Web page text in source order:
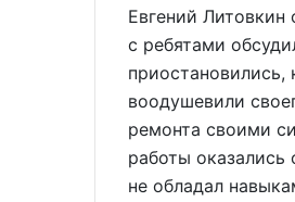
Евгений
с ребятами
воодушевили
ремонта своими
работы
не обладал